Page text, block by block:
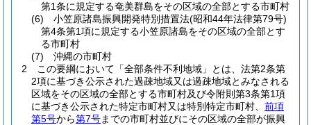
第1条に規定する奄美群島をその区域の全部とする市町村
(6)
小笠原諸島振興開発特別措置法(昭和44年法律第79号)
第4条第1項に規定する小笠原諸島をその区域の全部とす
る市町村
(7)
沖縄の市町村
2
この要綱において「全部条件不利地域」とは、法第2条第
2項に基づき公示された過疎地域又は過疎地域とみなされる
区域をその区域の全部とする市町村及び令附則第3条第1項
に基づき公示された特定市町村又は特別特定市町村、 前項
第5号から第7号までの市町村並びにその区域の全部が振興